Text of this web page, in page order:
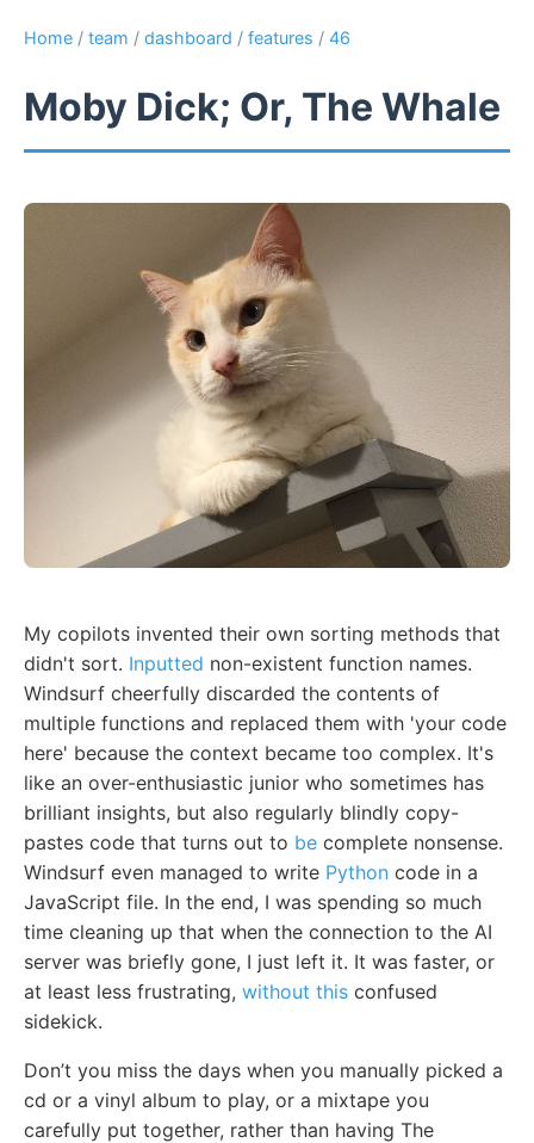
Home / team / dashboard / features / 46
Moby Dick; Or, The Whale
My copilots invented their own sorting methods that
didn't sort. Inputted non-existent function names.
Windsurf cheerfully discarded the contents of
multiple functions and replaced them with 'your code
here' because the context became too complex. It's
like an over-enthusiastic junior who sometimes has
brilliant insights, but also regularly blindly copy-
pastes code that turns out to be complete nonsense.
Windsurf even managed to write Python code in a
JavaScript file. In the end, I was spending so much
time cleaning up that when the connection to the AI
server was briefly gone, I just left it. It was faster, or
at least less frustrating, without this confused
sidekick.
Don’t you miss the days when you manually picked a
cd or a vinyl album to play, or a mixtape you
carefully put together, rather than having The